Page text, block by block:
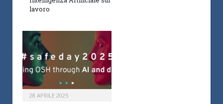
lavoro
28 APRILE 2025